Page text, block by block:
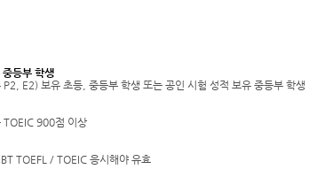
등부 학생
E2) 보유 초등, 중등부 학생 또는 공인 시험 성적 보유 중등부 학생
900점 이상
TOEFL / TOEIC 응시해야 유효